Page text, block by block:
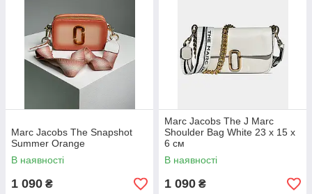
Marc Jacobs The Snapshot
Summer Orange
В наявності
1 090 ₴
Marc Jacobs The J Marc
Shoulder Bag White 23 х 15 х
6 см
В наявності
1 090 ₴